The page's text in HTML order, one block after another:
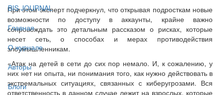
BIS JOURNAL
Главная
О журнале
Авторы
Блоги
При этом эксперт подчеркнул, что открывая подросткам новые
возможности по доступу в аккаунты, крайне важно
сопровождать это детальным рассказом о рисках, которые
несет сеть, о способах и мерах противодействия
злоумышленникам.
«Атак на детей в сети до сих пор немало. И, к сожалению, у
них нет ни опыта, ни понимания того, как нужно действовать в
экстремальных ситуациях, связанных с киберугрозами. Вся
ответственность в данном случае лежит на взрослых, которые